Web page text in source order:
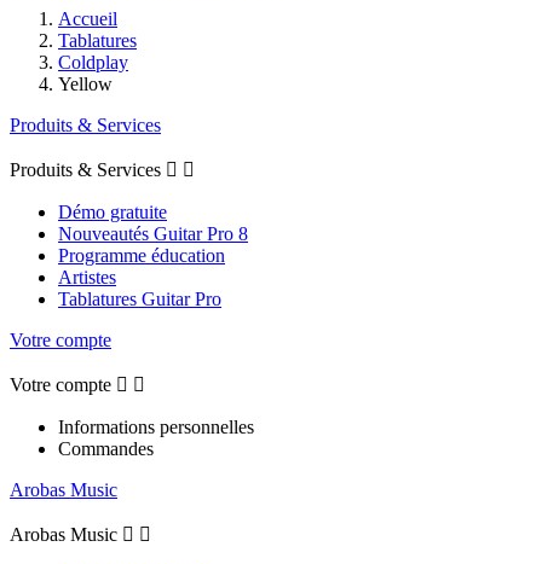
Accueil
Tablatures
Coldplay
Yellow
Produits & Services
Produits & Services  
Démo gratuite
Nouveautés Guitar Pro 8
Programme éducation
Artistes
Tablatures Guitar Pro
Votre compte
Votre compte  
Informations personnelles
Commandes
Arobas Music
Arobas Music  